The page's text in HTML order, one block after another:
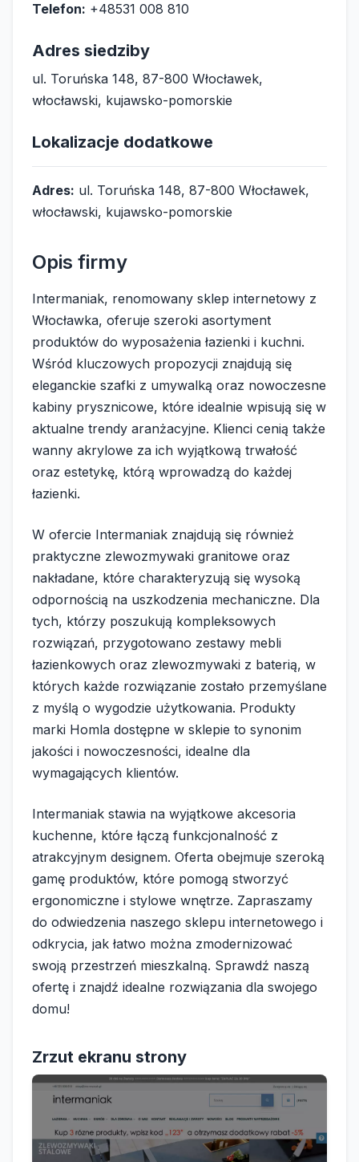
Telefon: +48531 008 810
Adres siedziby
ul. Toruńska 148, 87-800 Włocławek,
włocławski, kujawsko-pomorskie
Lokalizacje dodatkowe
Adres: ul. Toruńska 148, 87-800 Włocławek,
włocławski, kujawsko-pomorskie
Opis firmy
Intermaniak, renomowany sklep internetowy z
Włocławka, oferuje szeroki asortyment
produktów do wyposażenia łazienki i kuchni.
Wśród kluczowych propozycji znajdują się
eleganckie szafki z umywalką oraz nowoczesne
kabiny prysznicowe, które idealnie wpisują się w
aktualne trendy aranżacyjne. Klienci cenią także
wanny akrylowe za ich wyjątkową trwałość
oraz estetykę, którą wprowadzą do każdej
łazienki.
W ofercie Intermaniak znajdują się również
praktyczne zlewozmywaki granitowe oraz
nakładane, które charakteryzują się wysoką
odpornością na uszkodzenia mechaniczne. Dla
tych, którzy poszukują kompleksowych
rozwiązań, przygotowano zestawy mebli
łazienkowych oraz zlewozmywaki z baterią, w
których każde rozwiązanie zostało przemyślane
z myślą o wygodzie użytkowania. Produkty
marki Homla dostępne w sklepie to synonim
jakości i nowoczesności, idealne dla
wymagających klientów.
Intermaniak stawia na wyjątkowe akcesoria
kuchenne, które łączą funkcjonalność z
atrakcyjnym designem. Oferta obejmuje szeroką
gamę produktów, które pomogą stworzyć
ergonomiczne i stylowe wnętrze. Zapraszamy
do odwiedzenia naszego sklepu internetowego i
odkrycia, jak łatwo można zmodernizować
swoją przestrzeń mieszkalną. Sprawdź naszą
ofertę i znajdź idealne rozwiązania dla swojego
domu!
Zrzut ekranu strony